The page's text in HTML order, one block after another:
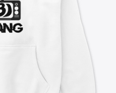
cosa